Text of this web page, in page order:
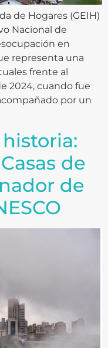
de Hogares (GEIH)
Nacional de
en
representa una
frente al
2024, cuando fue
por un
de
de